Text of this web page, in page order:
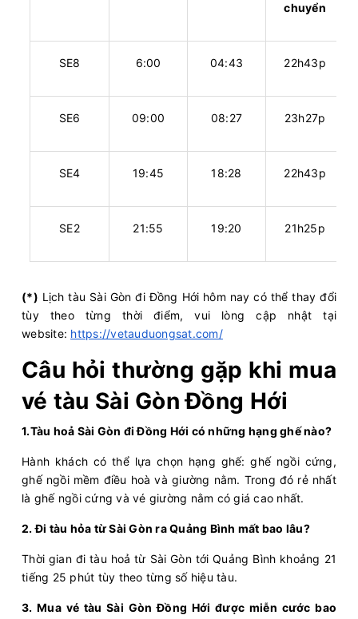
chuyển
SE8 6:00 04:43 22h43p
SE6 09:00 08:27 23h27p
SE4 19:45 18:28 22h43p
SE2 21:55 19:20 21h25p
(*) Lịch tàu Sài Gòn đi Đồng Hới hôm nay có thể thay đổi
tùy theo từng thời điểm, vui lòng cập nhật tại
website: https://vetauduongsat.com/
Câu hỏi thường gặp khi mua
vé tàu Sài Gòn Đồng Hới
1.Tàu hoả Sài Gòn đi Đồng Hới có những hạng ghế nào?
Hành khách có thể lựa chọn hạng ghế: ghế ngồi cứng,
ghế ngồi mềm điều hoà và giường nằm. Trong đó rẻ nhất
là ghế ngồi cứng và vé giường nằm có giá cao nhất.
2. Đi tàu hỏa từ Sài Gòn ra Quảng Bình mất bao lâu?
Thời gian đi tàu hoả từ Sài Gòn tới Quảng Bình khoảng 21
tiếng 25 phút tùy theo từng số hiệu tàu.
3. Mua vé tàu Sài Gòn Đồng Hới được miễn cước bao